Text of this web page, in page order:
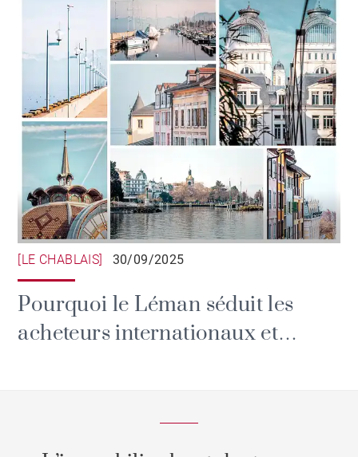
[LE CHABLAIS] 30/09/2025
Pourquoi le Léman séduit les
acheteurs internationaux et